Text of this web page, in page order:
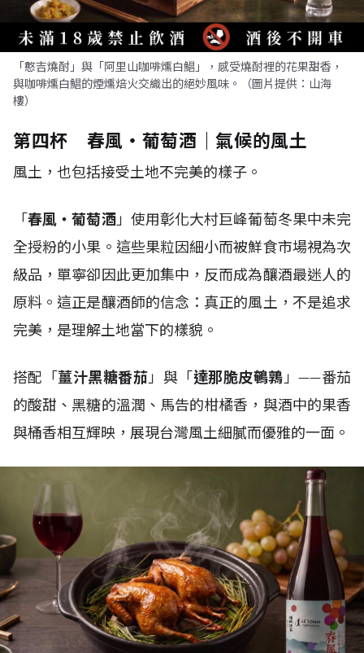
「憨吉燒酎」與「阿里山咖啡燻白鯧」，感受燒酎裡的花果甜香，
與咖啡燻白鯧的煙燻焙火交織出的絕妙風味。（圖片提供：山海
樓）
第四杯 春風・葡萄酒｜氣候的風土
風土，也包括接受土地不完美的樣子。
「春風・葡萄酒」使用彰化大村巨峰葡萄冬果中未完
全授粉的小果。這些果粒因細小而被鮮食市場視為次
級品，單寧卻因此更加集中，反而成為釀酒最迷人的
原料。這正是釀酒師的信念：真正的風土，不是追求
完美，是理解土地當下的樣貌。
搭配「薑汁黑糖番茄」與「達那脆皮鵪鶉」——番茄
的酸甜、黑糖的溫潤、馬告的柑橘香，與酒中的果香
與桶香相互輝映，展現台灣風土細膩而優雅的一面。